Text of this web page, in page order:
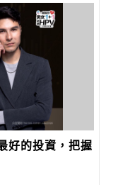
好的投資，把握